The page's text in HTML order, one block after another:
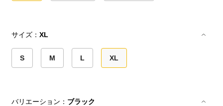
サイズ：XL
S M L XL
バリエーション： ブラック